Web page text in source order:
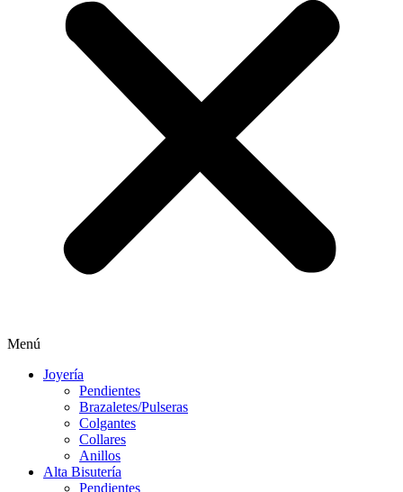
Menú
Joyería
Pendientes
Brazaletes/Pulseras
Colgantes
Collares
Anillos
Alta Bisutería
Pendientes